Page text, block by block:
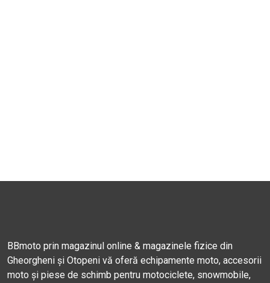
BBmoto prin magazinul online & magazinele fizice din
Gheorgheni și Otopeni vă oferă echipamente moto, accesorii
moto și piese de schimb pentru motociclete, snowmobile,